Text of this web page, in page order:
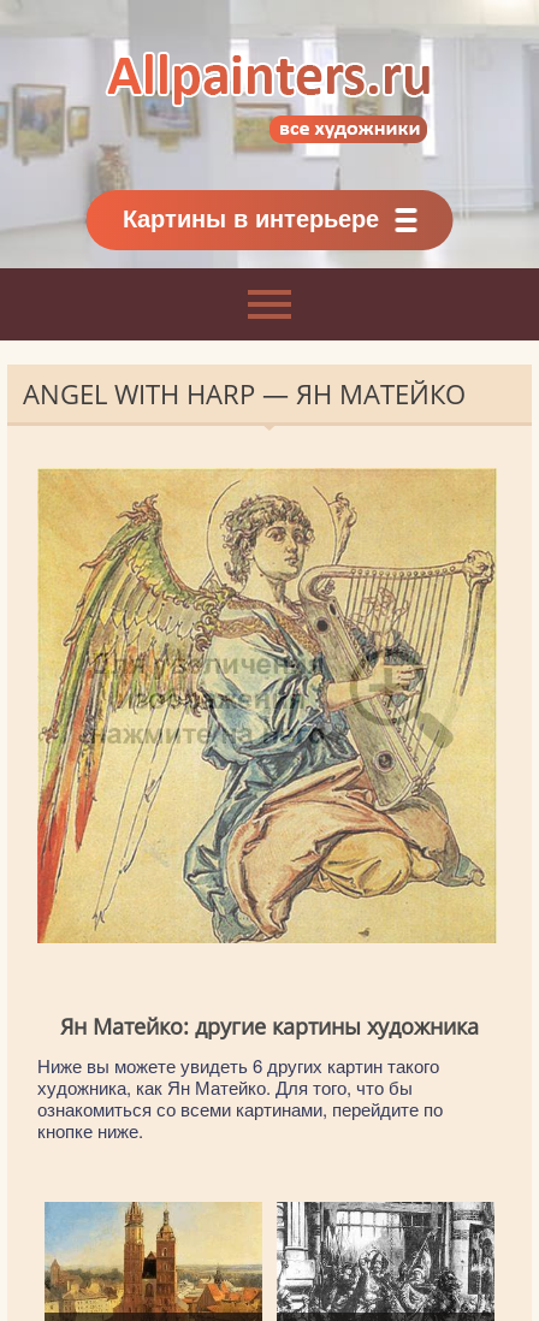
Картины классиков
и современников
Картины в интерьере
ANGEL WITH HARP — ЯН МАТЕЙКО
Ян Матейко: другие картины художника
Ниже вы можете увидеть 6 других картин такого
художника, как Ян Матейко. Для того, что бы
ознакомиться со всеми картинами, перейдите по
кнопке ниже.